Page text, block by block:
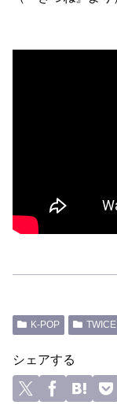
K-POP TWICE
シェアする